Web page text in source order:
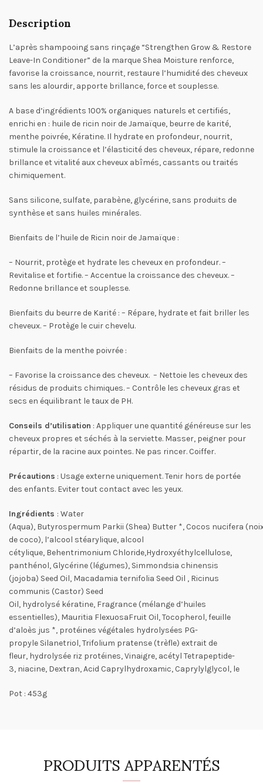
Description
L’après shampooing sans rinçage “Strengthen Grow & Restore
Leave-In Conditioner” de la marque Shea Moisture renforce,
favorise la croissance, nourrit, restaure l’humidité des cheveux
sans les alourdir, apporte brillance, force et souplesse.
A base d’ingrédients 100% organiques naturels et certifiés,
enrichi en : huile de ricin noir de Jamaïque, beurre de karité,
menthe poivrée, Kératine. Il hydrate en profondeur, nourrit,
stimule la croissance et l’élasticité des cheveux, répare, redonne
brillance et vitalité aux cheveux abîmés, cassants ou traités
chimiquement.
Sans silicone, sulfate, parabène, glycérine, sans produits de
synthèse et sans huiles minérales.
Bienfaits de l’huile de Ricin noir de Jamaïque :
– Nourrit, protège et hydrate les cheveux en profondeur. –
Revitalise et fortifie. – Accentue la croissance des cheveux. –
Redonne brillance et souplesse.
Bienfaits du beurre de Karité : – Répare, hydrate et fait briller les
cheveux. – Protège le cuir chevelu.
Bienfaits de la menthe poivrée :
– Favorise la croissance des cheveux. – Nettoie les cheveux des
résidus de produits chimiques. – Contrôle les cheveux gras et
secs en équilibrant le taux de PH.
Conseils d’utilisation : Appliquer une quantité généreuse sur les
cheveux propres et séchés à la serviette. Masser, peigner pour
répartir, de la racine aux pointes. Ne pas rincer. Coiffer.
Précautions : Usage externe uniquement. Tenir hors de portée
des enfants. Eviter tout contact avec les yeux.
Ingrédients : Water
(Aqua), Butyrospermum Parkii (Shea) Butter *, Cocos nucifera
de coco), l’alcool stéarylique, alcool
cétylique, Behentrimonium Chloride,Hydroxyéthylcellulose,
panthénol, Glycérine (légumes), Simmondsia chinensis
(jojoba) Seed Oil, Macadamia ternifolia Seed Oil , Ricinus
communis (Castor) Seed
Oil, hydrolysé kératine, Fragrance (mélange d’huiles
essentielles), Mauritia FlexuosaFruit Oil, Tocopherol, feuille
d’aloès jus *, protéines végétales hydrolysées PG-
propyle Silanetriol, Trifolium pratense (trèfle) extrait de
fleur, hydrolysée riz protéines, Vinaigre, acétyl Tetrapeptide-
3, niacine, Dextran, Acid Caprylhydroxamic, Caprylylglycol, le
Pot : 453g
PRODUITS APPARENTÉS